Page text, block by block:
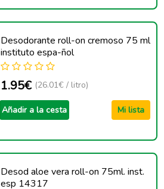
Desodorante roll-on cremoso 75 ml
instituto espa-ñol
1.95€ (26.01€ / litro)
Añadir a la cesta Mi lista
Desod aloe vera roll-on 75ml. inst.
esp 14317